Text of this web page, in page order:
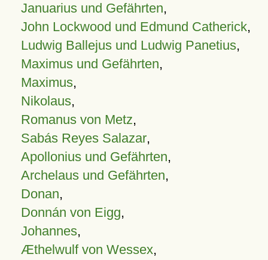
Januarius und Gefährten,
John Lockwood und Edmund Catherick,
Ludwig Ballejus und Ludwig Panetius,
Maximus und Gefährten,
Maximus,
Nikolaus,
Romanus von Metz,
Sabás Reyes Salazar,
Apollonius und Gefährten,
Archelaus und Gefährten,
Donan,
Donnán von Eigg,
Johannes,
Æthelwulf von Wessex,